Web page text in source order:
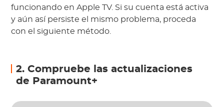
funcionando en Apple TV. Si su cuenta está activa
y aún así persiste el mismo problema, proceda
con el siguiente método.
2. Compruebe las actualizaciones
de Paramount+